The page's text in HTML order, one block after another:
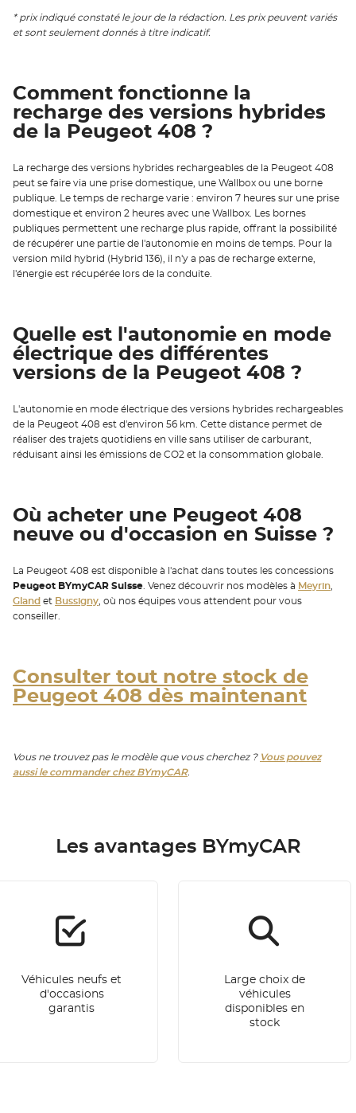
* prix indiqué constaté le jour de la rédaction. Les prix peuvent variés
et sont seulement donnés à titre indicatif.
Comment fonctionne la
recharge des versions hybrides
de la Peugeot 408 ?
La recharge des versions hybrides rechargeables de la Peugeot 408
peut se faire via une prise domestique, une Wallbox ou une borne
publique. Le temps de recharge varie : environ 7 heures sur une prise
domestique et environ 2 heures avec une Wallbox. Les bornes
publiques permettent une recharge plus rapide, offrant la possibilité
de récupérer une partie de l'autonomie en moins de temps. Pour la
version mild hybrid (Hybrid 136), il n'y a pas de recharge externe,
l'énergie est récupérée lors de la conduite.
Quelle est l'autonomie en mode
électrique des différentes
versions de la Peugeot 408 ?
L'autonomie en mode électrique des versions hybrides rechargeables
de la Peugeot 408 est d'environ 56 km. Cette distance permet de
réaliser des trajets quotidiens en ville sans utiliser de carburant,
réduisant ainsi les émissions de CO2 et la consommation globale.
Où acheter une Peugeot 408
neuve ou d'occasion en Suisse ?
La Peugeot 408 est disponible à l'achat dans toutes les concessions
Peugeot BYmyCAR Suisse . Venez découvrir nos modèles à Meyrin
Gland et Bussigny , où nos équipes vous attendent pour vous
conseiller.
Consulter tout notre stock de
Peugeot 408 dès maintenant
Vous ne trouvez pas le modèle que vous cherchez ? Vous pouvez
aussi le commander chez BYmyCAR.
Les avantages BYmyCAR
Véhicules neufs et
d'occasions
garantis
Large choix de
véhicules
disponibles en
stock